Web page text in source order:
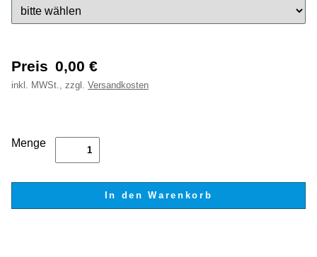
Preis 0,00 €
inkl. MWSt., zzgl. Versandkosten
Menge